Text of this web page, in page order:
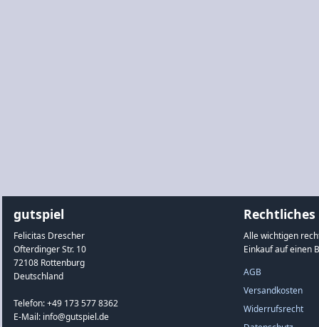
gutspiel
Felicitas Drescher
Ofterdinger Str. 10
72108 Rottenburg
Deutschland
Telefon: +49 173 577 8362
E-Mail: info@gutspiel.de
Rechtliches
Alle wichtigen
Einkauf auf einen
AGB
Versandkosten
Widerrufsrecht